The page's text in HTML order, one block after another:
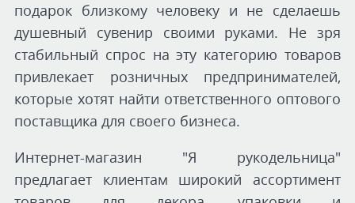
подарок близкому человеку и не сделаешь
душевный сувенир своими руками. Не зря
стабильный спрос на эту категорию товаров
привлекает розничных предпринимателей,
которые хотят найти ответственного оптового
поставщика для своего бизнеса.
Интернет-магазин "Я рукодельница"
предлагает клиентам широкий ассортимент